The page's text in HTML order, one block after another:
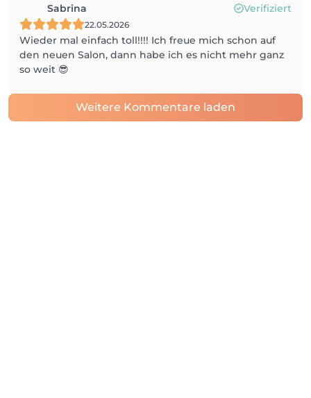
Sabrina Verifiziert
22.05.2026
Wieder mal einfach toll!!!! Ich freue mich schon auf
den neuen Salon, dann habe ich es nicht mehr ganz
so weit 😎
Weitere Kommentare laden